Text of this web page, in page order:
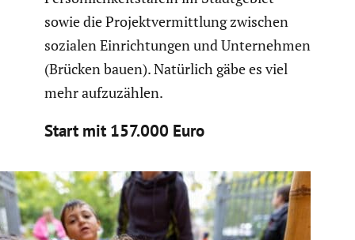
sowie die Projekt­ver­mitt­lung zwischen
sozialen Einrich­tungen und Unter­nehmen
(Brücken bauen). Natürlich gäbe es viel
mehr aufzu­zählen.
Start mit 157.000 Euro